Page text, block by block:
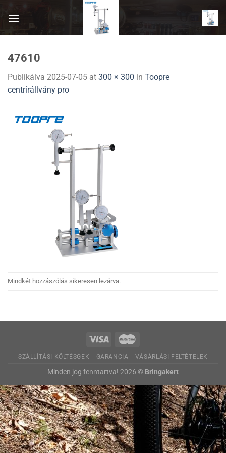
47610
Publikálva 2025-07-05 at 300 × 300 in Toopre
centrírállvány pro
Mindkét hozzászólás sikeresen lezárva.
SZÁLLÍTÁSI KÖLTÉSGEK GARANCIA VÁSÁRLÁSI FELTÉTELEK
Minden jog fenntartva! 2026 © Bringakert